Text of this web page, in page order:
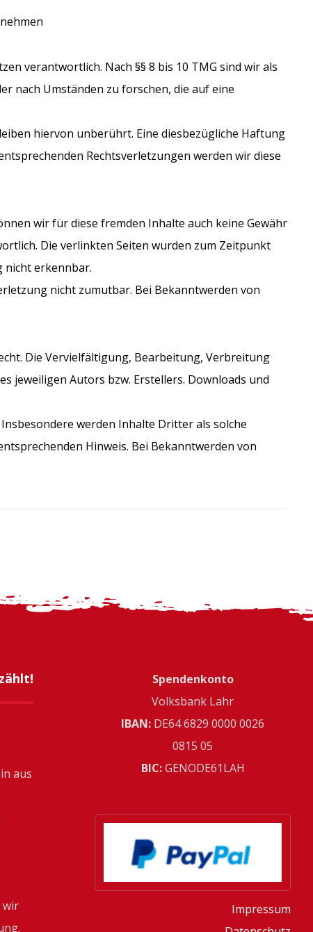
verantwortlich. Nach §§ 8 bis 10 TMG sind wir als
nach Umständen zu forschen, die auf eine
hiervon unberührt. Eine diesbezügliche Haftung
Rechtsverletzungen werden wir diese
wir für diese fremden Inhalte auch keine Gewähr
Die verlinkten Seiten wurden zum Zeitpunkt
nicht erkennbar.
nicht zumutbar. Bei Bekanntwerden von
Die Vervielfältigung, Bearbeitung, Verbreitung
jeweiligen Autors bzw. Erstellers. Downloads und
werden Inhalte Dritter als solche
Hinweis. Bei Bekanntwerden von
aus
wir
Spendenkonto
Volksbank Lahr
IBAN: ­DE64 6829 0000 0026
0815 05
BIC:GENODE61LAH
Impressum